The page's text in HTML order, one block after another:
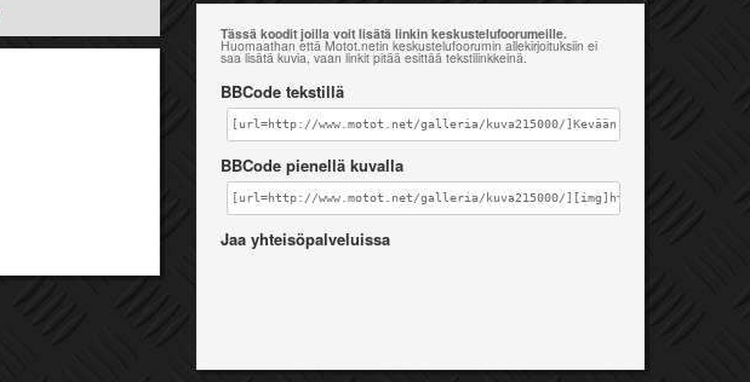
Tässä koodit joilla voit lisätä linkin keskustelufoorumeille.
Huomaathan että Motot.netin keskustelufoorumin allekirjoituksiin ei
saa lisätä kuvia, vaan linkit pitää esittää tekstilinkkeinä.
BBCode tekstillä
[url=http://www.motot.net/galleria/kuva215000/]Kevään ekat enskat[/url]
BBCode pienellä kuvalla
[url=http://www.motot.net/galleria/kuva215000/][img]http://
Jaa yhteisöpalveluissa